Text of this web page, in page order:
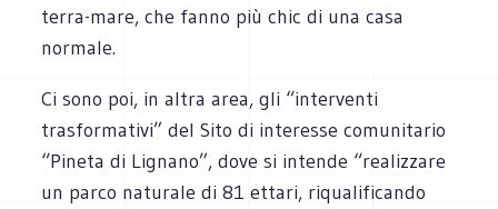
terra-mare, che fanno più chic di una casa
normale.
Ci sono poi, in altra area, gli “interventi
trasformativi” del Sito di interesse comunitario
“Pineta di Lignano”, dove si intende “realizzare
un parco naturale di 81 ettari, riqualificando